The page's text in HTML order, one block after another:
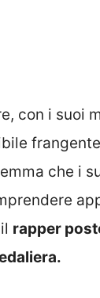
con i suoi
che i
rapper